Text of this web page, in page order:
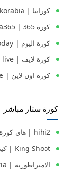
كورابيا | korabia
كورة 365 | kooora365
كورة اليوم | kooora today
كورة لايف | koora live
كورة اون لاين | kora online
كورة ستار مباشر
hihi2 | هاي كورة
King Shoot | كينج شوت
الامبراطورية | embratoria